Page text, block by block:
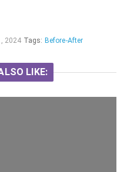
2024 Tags: Before-After
LIKE: